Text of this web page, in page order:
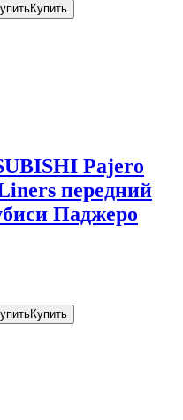
Купить
Pajero
передний
Паджеро
Купить